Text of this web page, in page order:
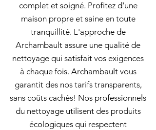
complet et soigné. Profitez d'une
maison propre et saine en toute
tranquillité. L'approche de
Archambault assure une qualité de
nettoyage qui satisfait vos exigences
à chaque fois. Archambault vous
garantit des nos tarifs transparents,
sans coûts cachés! Nos professionnels
du nettoyage utilisent des produits
écologiques qui respectent